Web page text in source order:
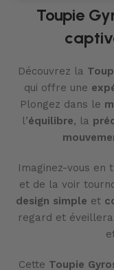
Toupie
Découvrez la
qui offre une
Plongez dans le
l’équilibre, la
Imaginez-vous en
et de la voir
design simple et
regard et
Cette Toupie